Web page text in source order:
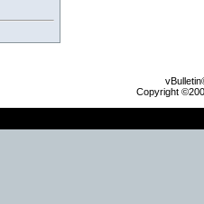
Copyright